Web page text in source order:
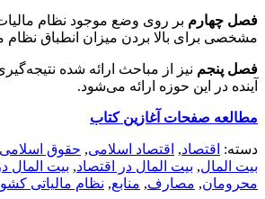
فصل چهارم بر روی وضع موجود نظام
مشخصی برای بالا بردن میزان انطباق نظام
فصل پنجم نیز از مباحث ارائه شده
آینده در این حوزه ارائه می‌شود.
مطالعه صفحات آغازين كتاب
دسته: اقتصاد, اقتصاد اسلامی, حقوق اسلامی
بيت المال, بيت المال در اقتصاد, بيت المال
محرومان, مصارف, منابع, نظام مالیاتی